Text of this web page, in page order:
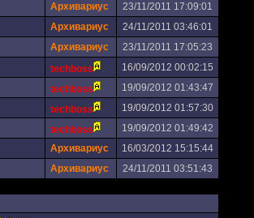
Архивариус
23/11/2011 17:09:01
Архивариус
24/11/2011 03:46:01
Архивариус
23/11/2011 17:05:23
techboss
16/09/2012 00:02:15
techboss
19/09/2012 01:43:47
techboss
19/09/2012 01:57:30
techboss
19/09/2012 01:49:42
Архивариус
16/03/2012 15:15:44
Архивариус 24/11/2011 03:51:43